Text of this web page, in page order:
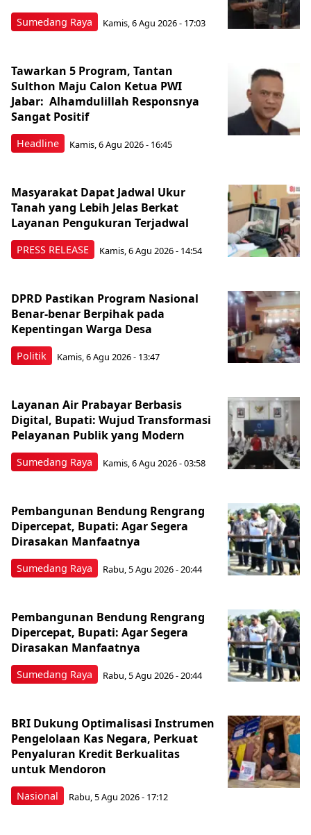
Sumedang Raya Kamis, 6 Agu 2026 - 17:03
Headline
Tawarkan 5 Program, Tantan
Sulthon Maju Calon Ketua PWI
Jabar: Alhamdulillah Responsnya
Sangat Positif
Kamis, 6 Agu 2026 - 16:45
PRESS RELEASE
Masyarakat Dapat Jadwal Ukur
Tanah yang Lebih Jelas Berkat
Layanan Pengukuran Terjadwal
Kamis, 6 Agu 2026 - 14:54
Politik
DPRD Pastikan Program Nasional
Benar-benar Berpihak pada
Kepentingan Warga Desa
Kamis, 6 Agu 2026 - 13:47
Sumedang Raya
Layanan Air Prabayar Berbasis
Digital, Bupati: Wujud Transformasi
Pelayanan Publik yang Modern
Kamis, 6 Agu 2026 - 03:58
Sumedang Raya
Pembangunan Bendung Rengrang
Dipercepat, Bupati: Agar Segera
Dirasakan Manfaatnya
Rabu, 5 Agu 2026 - 20:44
Sumedang Raya
Pembangunan Bendung Rengrang
Dipercepat, Bupati: Agar Segera
Dirasakan Manfaatnya
Rabu, 5 Agu 2026 - 20:44
Nasional
BRI Dukung Optimalisasi Instrumen
Pengelolaan Kas Negara, Perkuat
Penyaluran Kredit Berkualitas
untuk Mendoron
Rabu, 5 Agu 2026 - 17:12